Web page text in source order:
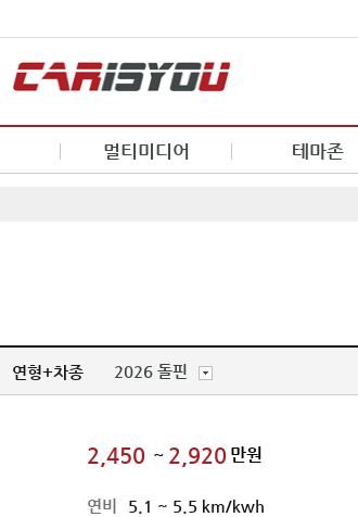
멀티미디어 테마존
연형+차종 2026 돌핀
2,450 ~ 2,920 만원
연비
5.1 ~ 5.5 km/kwh